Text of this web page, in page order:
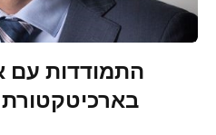
התמודדות עם
בארכיטקטורת